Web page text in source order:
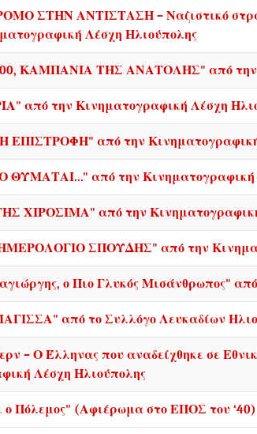
ΣΤΗΝ ΑΝΤΙΣΤΑΣΗ – Ναζιστικό
Λέσχη Ηλιούπολης
ΚΑΜΠΑΝΙΑ ΤΗΣ ΑΝΑΤΟΛΗΣ" από την
από την Κινηματογραφική Λέσχη
ΕΠΙΣΤΡΟΦΗ" από την
από την Κινηματογραφική
ΧΙΡΟΣΙΜΑ" από την
ΣΠΟΥΔΗΣ" από την
ο Πιο Γλυκός Μισάνθρωπος"
από το Συλλόγο Λευκαδίων
– Ο Έλληνας που αναδείχθηκε σε
Λέσχη Ηλιούπολης
ο Πόλεμος" (Αφιέρωμα στο ΕΠΟΣ του ‘40)